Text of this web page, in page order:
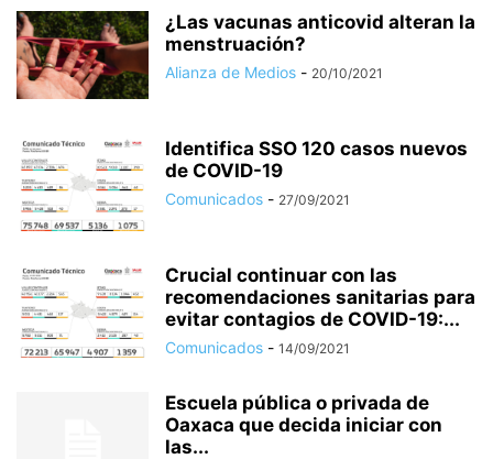
¿Las vacunas anticovid alteran la
menstruación?
Alianza de Medios - 20/10/2021
Identifica SSO 120 casos nuevos
de COVID-19
Comunicados - 27/09/2021
Crucial continuar con las
recomendaciones sanitarias para
evitar contagios de COVID-19:...
Comunicados - 14/09/2021
Escuela pública o privada de
Oaxaca que decida iniciar con
las...